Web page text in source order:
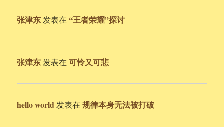
张津东 发表在“王者荣耀”探讨
张津东 发表在可怜又可悲
hello world 发表在规律本身无法被打破